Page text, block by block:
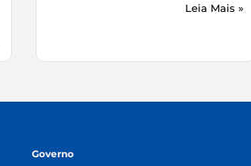
Leia Mais »
Governo